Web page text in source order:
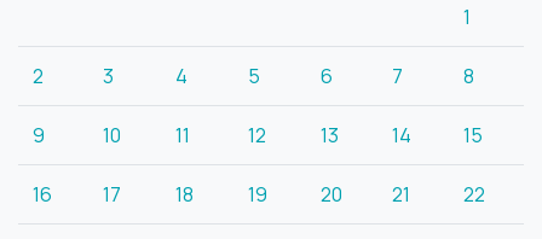
1
2 3 4 5 6 7 8
9 10 11 12 13 14 15
16 17 18 19 20 21 22